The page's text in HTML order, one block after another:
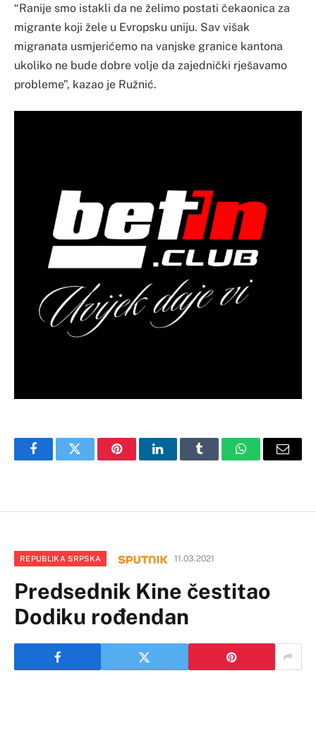
“Ranije smo istakli da ne želimo postati čekaonica za
migrante koji žele u Evropsku uniju. Sav višak
migranata usmjerićemo na vanjske granice kantona
ukoliko ne bude dobre volje da zajednički rješavamo
probleme”, kazao je Ružnić.
FacebookTwitter PinterestLinkedInTumblr WhatsAppEmail
REPUBLIKA SRPSKA 11.03.2021
Predsednik Kine čestitao
Dodiku rođendan